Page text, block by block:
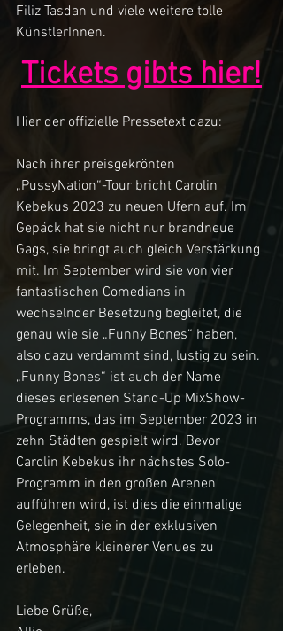
Filiz Tasdan und viele weitere tolle
KünstlerInnen.
Tickets gibts hier!
Hier der offizielle Pressetext dazu:
Nach ihrer preisgekrönten
„PussyNation“-Tour bricht Carolin
Kebekus 2023 zu neuen Ufern auf. Im
Gepäck hat sie nicht nur brandneue
Gags, sie bringt auch gleich Verstärkung
mit. Im September wird sie von vier
fantastischen Comedians in
wechselnder Besetzung begleitet, die
genau wie sie „Funny Bones“ haben,
also dazu verdammt sind, lustig zu sein.
„Funny Bones“ ist auch der Name
dieses erlesenen Stand-Up MixShow-
Programms, das im September 2023 in
zehn Städten gespielt wird. Bevor
Carolin Kebekus ihr nächstes Solo-
Programm in den großen Arenen
aufführen wird, ist dies die einmalige
Gelegenheit, sie in der exklusiven
Atmosphäre kleinerer Venues zu
erleben.
Liebe Grüße,